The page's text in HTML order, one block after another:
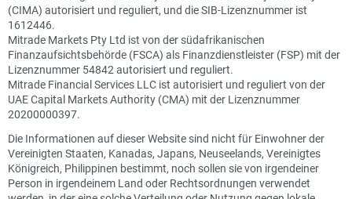
(CIMA) autorisiert und reguliert, und die SIB-Lizenznummer ist
1612446.
Mitrade Markets Pty Ltd ist von der südafrikanischen
Finanzaufsichtsbehörde (FSCA) als Finanzdienstleister (FSP) mit der
Lizenznummer 54842 autorisiert und reguliert.
Mitrade Financial Services LLC ist autorisiert und reguliert von der
UAE Capital Markets Authority (CMA) mit der Lizenznummer
20200000397.
Die Informationen auf dieser Website sind nicht für Einwohner der
Vereinigten Staaten, Kanadas, Japans, Neuseelands, Vereinigtes
Königreich, Philippinen bestimmt, noch sollen sie von irgendeiner
Person in irgendeinem Land oder Rechtsordnungen verwendet